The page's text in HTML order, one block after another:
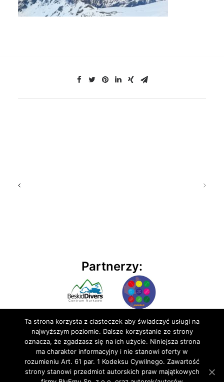
Partnerzy:
© 2020 BluEmu sp. z o.o. Wszelkie prawa zastrzeżone
Ta strona korzysta z ciasteczek aby świadczyć usługi na
najwyższym poziomie. Dalsze korzystanie ze strony
oznacza, że zgadzasz się na ich użycie. Niniejsza strona
ma charakter informacyjny i nie stanowi oferty w
rozumieniu Art. 61 par. 1 Kodeksu Cywilnego. Zawartość
strony stanowi przedmiot autorskich praw majątkowych